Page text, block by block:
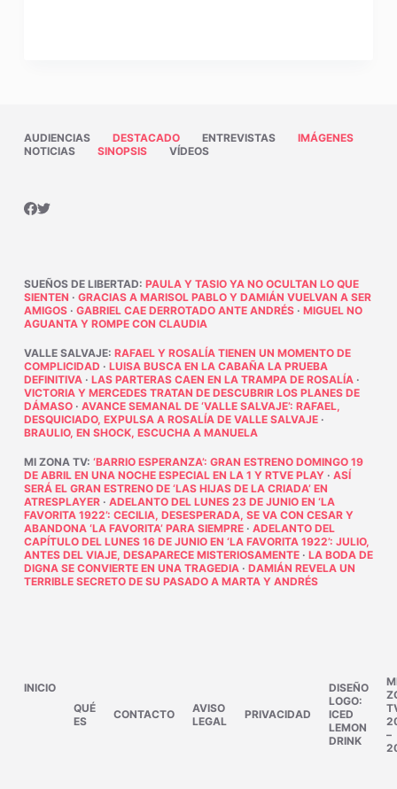
AUDIENCIAS DESTACADO ENTREVISTAS
IMÁGENES
NOTICIAS
SINOPSIS VÍDEOS
SUEÑOS DE LIBERTAD: PAULA Y TASIO YA NO OCULTAN LO QUE
SIENTEN · GRACIAS A MARISOL PABLO Y DAMIÁN VUELVAN A SER
AMIGOS· GABRIEL CAE DERROTADO ANTE ANDRÉS· MIGUEL NO
AGUANTA Y ROMPE CON CLAUDIA
VALLE SALVAJE: RAFAEL Y ROSALÍA TIENEN UN MOMENTO DE
COMPLICIDAD · LUISA BUSCA EN LA CABAÑA LA PRUEBA
DEFINITIVA· LAS PARTERAS CAEN EN LA TRAMPA DE ROSALÍA·
VICTORIA Y MERCEDES TRATAN DE DESCUBRIR LOS PLANES DE
DÁMASO· AVANCE SEMANAL DE ‘VALLE SALVAJE’: RAFAEL,
DESQUICIADO, EXPULSA A ROSALÍA DE VALLE SALVAJE·
BRAULIO, EN SHOCK, ESCUCHA A MANUELA
MI ZONA TV: ‘BARRIO ESPERANZA’: GRAN ESTRENO DOMINGO 19
DE ABRIL EN UNA NOCHE ESPECIAL EN LA 1 Y RTVE PLAY· ASÍ
SERÁ EL GRAN ESTRENO DE ‘LAS HIJAS DE LA CRIADA’ EN
ATRESPLAYER· ADELANTO DEL LUNES 23 DE JUNIO EN ‘LA
FAVORITA 1922’: CECILIA, DESESPERADA, SE VA CON CESAR Y
ABANDONA ‘LA FAVORITA’ PARA SIEMPRE· ADELANTO DEL
CAPÍTULO DEL LUNES 16 DE JUNIO EN ‘LA FAVORITA 1922’: JULIO,
ANTES DEL VIAJE, DESAPARECE MISTERIOSAMENTE· LA BODA DE
DIGNA SE CONVIERTE EN UNA TRAGEDIA· DAMIÁN REVELA UN
TERRIBLE SECRETO DE SU PASADO A MARTA Y ANDRÉS
INICIO
QUÉ
ES
CONTACTO
AVISO
LEGAL
PRIVACIDAD
DISEÑO
LOGO:
ICED
LEMON
DRINK
–